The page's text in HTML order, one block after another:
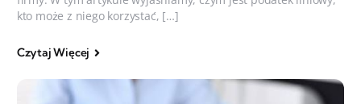
kto może z niego korzystać, […]
Czytaj Więcej